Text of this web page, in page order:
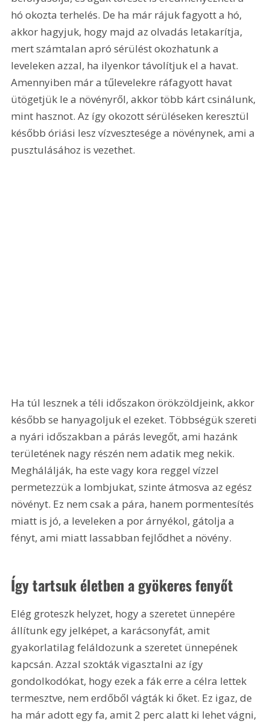
hó okozta terhelés. De ha már rájuk fagyott a hó,
akkor hagyjuk, hogy majd az olvadás letakarítja,
mert számtalan apró sérülést okozhatunk a
leveleken azzal, ha ilyenkor távolítjuk el a havat.
Amennyiben már a tűlevelekre ráfagyott havat
ütögetjük le a növényről, akkor több kárt csinálunk,
mint hasznot. Az így okozott sérüléseken keresztül
később óriási lesz vízvesztesége a növénynek, ami a
pusztulásához is vezethet.
Ha túl lesznek a téli időszakon örökzöldjeink, akkor
később se hanyagoljuk el ezeket. Többségük szereti
a nyári időszakban a párás levegőt, ami hazánk
területének nagy részén nem adatik meg nekik.
Meghálálják, ha este vagy kora reggel vízzel
permetezzük a lombjukat, szinte átmosva az egész
növényt. Ez nem csak a pára, hanem pormentesítés
miatt is jó, a leveleken a por árnyékol, gátolja a
fényt, ami miatt lassabban fejlődhet a növény.
Így tartsuk életben a gyökeres fenyőt
Elég groteszk helyzet, hogy a szeretet ünnepére
állítunk egy jelképet, a karácsonyfát, amit
gyakorlatilag feláldozunk a szeretet ünnepének
kapcsán. Azzal szokták vigasztalni az így
gondolkodókat, hogy ezek a fák erre a célra lettek
termesztve, nem erdőből vágták ki őket. Ez igaz, de
ha már adott egy fa, amit 2 perc alatt ki lehet vágni,